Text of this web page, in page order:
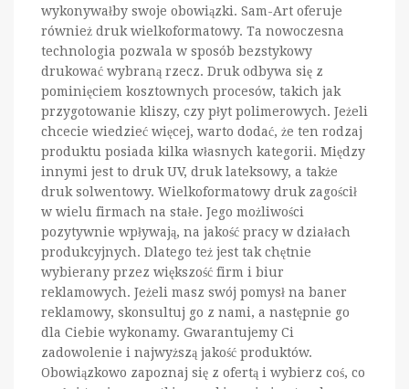
wykonywałby swoje obowiązki. Sam-Art oferuje
również druk wielkoformatowy. Ta nowoczesna
technologia pozwala w sposób bezstykowy
drukować wybraną rzecz. Druk odbywa się z
pominięciem kosztownych procesów, takich jak
przygotowanie kliszy, czy płyt polimerowych. Jeżeli
chcecie wiedzieć więcej, warto dodać, że ten rodzaj
produktu posiada kilka własnych kategorii. Między
innymi jest to druk UV, druk lateksowy, a także
druk solwentowy. Wielkoformatowy druk zagościł
w wielu firmach na stałe. Jego możliwości
pozytywnie wpływają, na jakość pracy w działach
produkcyjnych. Dlatego też jest tak chętnie
wybierany przez większość firm i biur
reklamowych. Jeżeli masz swój pomysł na baner
reklamowy, skonsultuj go z nami, a następnie go
dla Ciebie wykonamy. Gwarantujemy Ci
zadowolenie i najwyższą jakość produktów.
Obowiązkowo zapoznaj się z ofertą i wybierz coś, co